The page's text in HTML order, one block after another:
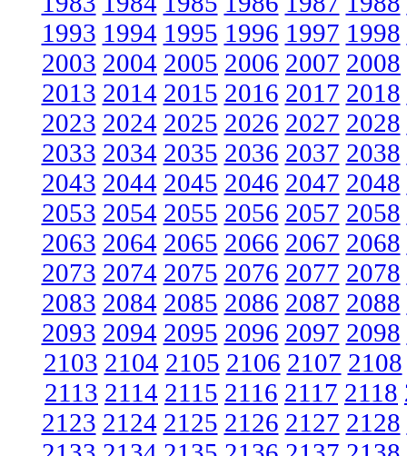
1993 1994 1995 1996 1997 1998
2003 2004 2005 2006 2007 2008
2013 2014 2015 2016 2017 2018
2023 2024 2025 2026 2027 2028
2033 2034 2035 2036 2037 2038
2043 2044 2045 2046 2047 2048
2053 2054 2055 2056 2057 2058
2063 2064 2065 2066 2067 2068
2073 2074 2075 2076 2077 2078
2083 2084 2085 2086 2087 2088
2093 2094 2095 2096 2097 2098
2103 2104 2105 2106 2107 2108
2113 2114 2115 2116 2117 2118
2123 2124 2125 2126 2127 2128